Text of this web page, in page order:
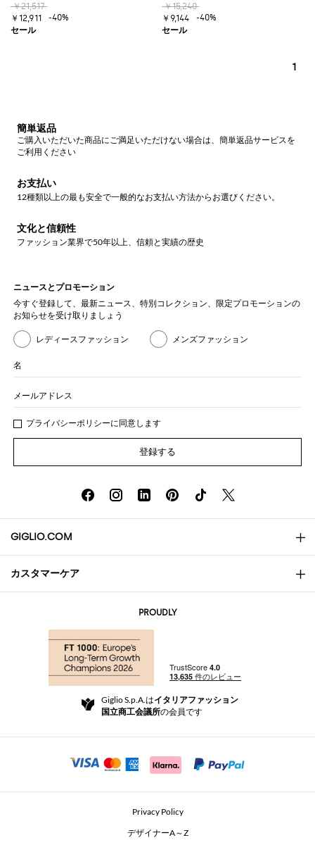
￥21,517
￥12,911
-40%
￥15,240
￥9,144
-40%
1
簡単返品
ご購入いただいた商品にご満足いただけない場合は、簡単返品サービスを
ご利用ください
お支払い
12種類以上の最も安全で一般的なお支払い方法からお選びください。
文化と信頼性
ファッション業界で50年以上、信頼と実績の歴史
ニュースとプロモーション
今すぐ登録して、最新ニュース、特別コレクション、限定プロモーションの
お知らせを受け取りましょう
レディースファッション メンズファッション
名
メールアドレス
プライバシーポリシーに同意します
登録する
GIGLIO.COM
会社概要
Community Store
Beauty Seekers VIP Club
カスタマーケア
返品と返金
For a safe shopping experience
Security Communication
PROUDLY
Giglio S.p.A.はイタリアファッション
国立商工会議所の会員です
Privacy Policy
デザイナーA～Z